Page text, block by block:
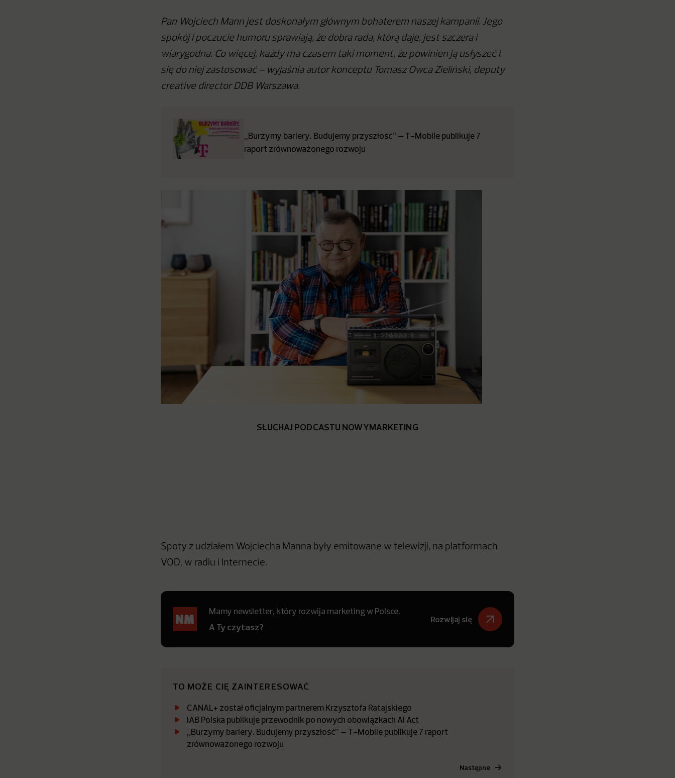
Pan Wojciech Mann jest doskonałym głównym bohaterem naszej kampanii. Jego
spokój i poczucie humoru sprawiają, że dobra rada, którą daje, jest szczera i
wiarygodna. Co więcej, każdy ma czasem taki moment, że powinien ją usłyszeć i
się do niej zastosować – wyjaśnia autor konceptu Tomasz Owca Zieliński, deputy
creative director DDB Warszawa.
„Burzymy bariery. Budujemy przyszłość” – T-Mobile publikuje 7
raport zrównoważonego rozwoju
SŁUCHAJ PODCASTU NOWYMARKETING
Spoty z udziałem Wojciecha Manna były emitowane w telewizji, na platformach
VOD, w radiu i Internecie.
Mamy newsletter, który rozwija marketing w Polsce.
A Ty czytasz?
Rozwijaj się
TO MOŻE CIĘ ZAINTERESOWAĆ
CANAL+ został oficjalnym partnerem Krzysztofa Ratajskiego
IAB Polska publikuje przewodnik po nowych obowiązkach AI Act
„Burzymy bariery. Budujemy przyszłość” – T-Mobile publikuje 7 raport
zrównoważonego rozwoju
Następne